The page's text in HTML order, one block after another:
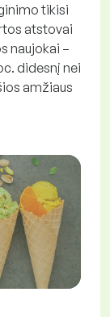
tikisi
atstovai
naujokai –
didesnį nei
amžiaus